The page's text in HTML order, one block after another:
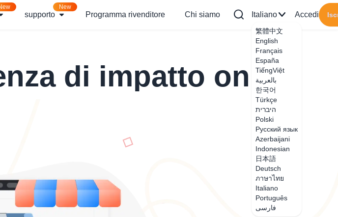
supporto
New
Programma rivenditore Chi siamo Italiano
繁體中文
English
Français
España
TiếngViệt
بالعربية
한국어
Türkçe
היברית
Polski
Русский язык
Azerbaijani
Indonesian
日本語
Deutsch
ภาษาไทย
Italiano
Português
فارسی
Accedi
di impatto online